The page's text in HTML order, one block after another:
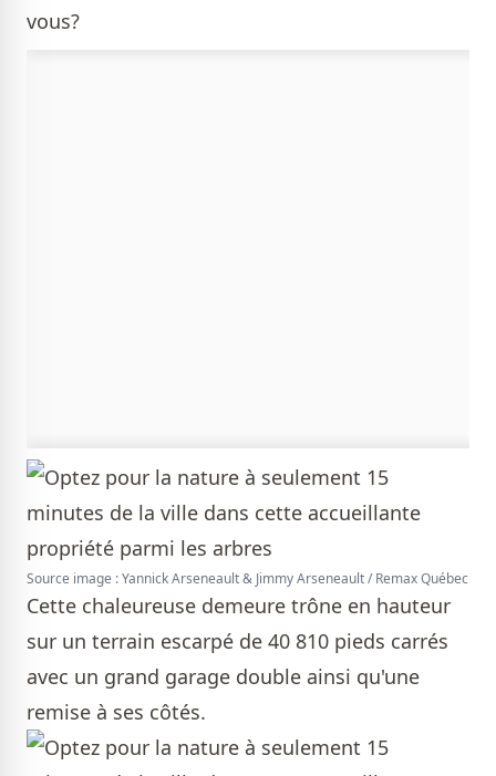
vous?
Source image : Yannick Arseneault & Jimmy Arseneault / Remax Québec
Cette chaleureuse demeure trône en hauteur
sur un terrain escarpé de 40 810 pieds carrés
avec un grand garage double ainsi qu'une
remise à ses côtés.